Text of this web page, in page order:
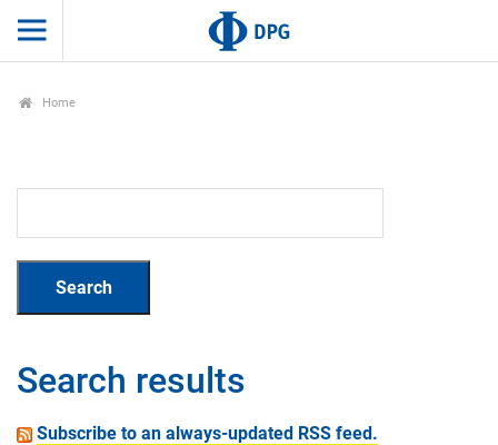
Home
Search results
Subscribe to an always-updated RSS feed.